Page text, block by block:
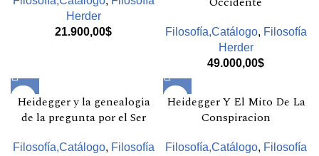
Herder
21.900,00$ Filosofía,Catálogo, Filosofía
Herder
49.000,00$
Heidegger y la genealogia
de la pregunta por el Ser
Filosofía,Catálogo, Filosofía
Heidegger Y El Mito De La
Conspiracion
Filosofía,Catálogo, Filosofía